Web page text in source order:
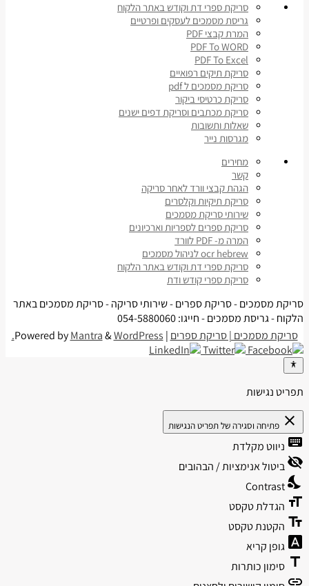
סריקת ספרי דת וקודש באתר הלקוח
גריסת מסמכים לעסקים ופרטיים
המרת קבצי PDF
PDF To WORD
PDF To Excel
סריקת תיקים רפואיים
סריקת מסמכים ל pdf
סריקת כרטיסי ביקור
סריקת מכתבים וסריקת דפים ישנים
שאלות ותשובות
מגרסות נייר
מחירים
קשר
הגהת קבצי וורד לאחר סריקה
סריקת תיקיות וקלסרים
שירותי סריקת מסמכים
סריקת ספרים לספריות וארכיונים
המרה מ- PDF לוורד
ocr hebrew לניהול מסמכים
סריקת ספרי דת וקודש באתר הלקוח
סריקת ספרי קודש ודת
סריקת מסמכים - סריקת ספרים - שירותי סריקה - סריקת מסמכים באתר
הלקוח - גריסת מסמכים - חייגו: 054-5880060
סריקת מסמכים | סריקת ספרים | Powered by
Mantra&WordPress.
תפריט נגישות
close פתיחה וסגירה של תפריט הנגישות
keyboard ניווט מקלדת
visibility_offביטול אנימציות / הבהובים
nights_stay
Contrast
format_size הגדלת טקסט
text_fields הקטנת טקסט
font_download גופן קריא
title סימון כותרות
link